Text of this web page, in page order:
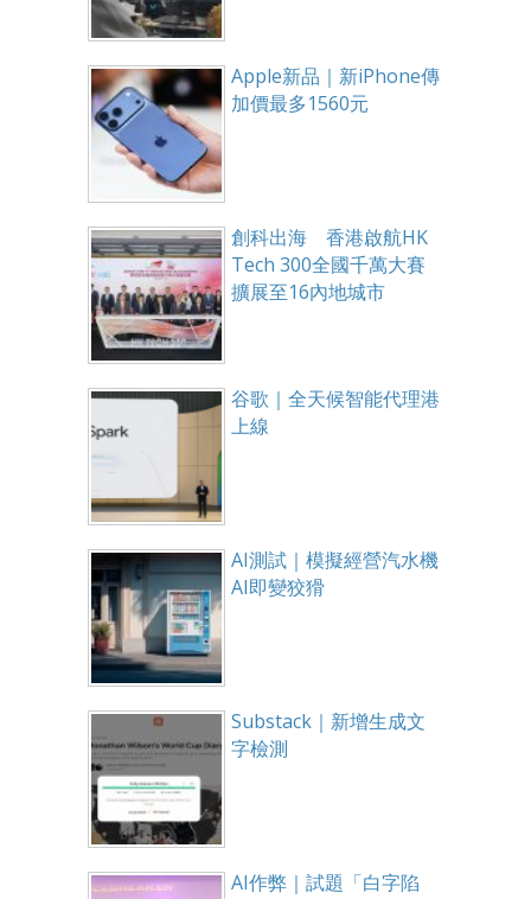
Apple新品｜新iPhone傳
加價最多1560元
創科出海 香港啟航HK
Tech 300全國千萬大賽
擴展至16內地城市
谷歌｜全天候智能代理港
上線
AI測試｜模擬經營汽水機
AI即變狡猾
Substack｜新增生成文
字檢測
AI作弊｜試題「白字陷